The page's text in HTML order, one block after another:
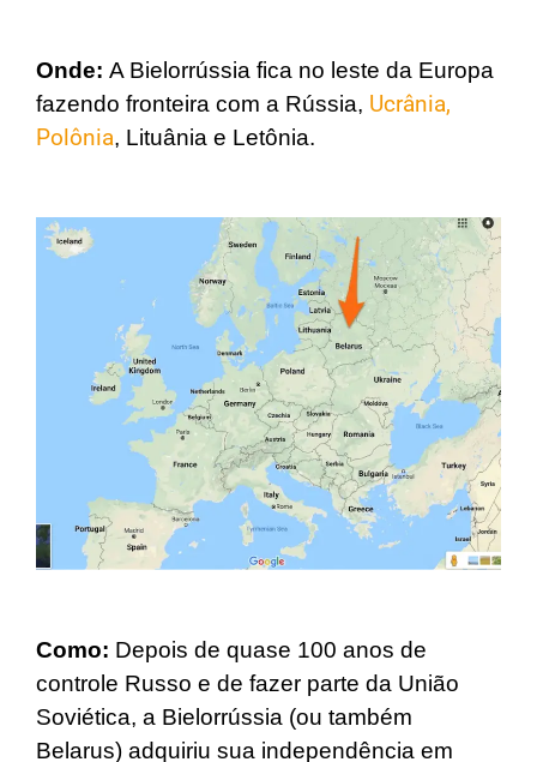
Onde: A Bielorrússia fica no leste da Europa
fazendo fronteira com a Rússia, Ucrânia,
Polônia, Lituânia e Letônia.
Como: Depois de quase 100 anos de
controle Russo e de fazer parte da União
Soviética, a Bielorrússia (ou também
Belarus) adquiriu sua independência em